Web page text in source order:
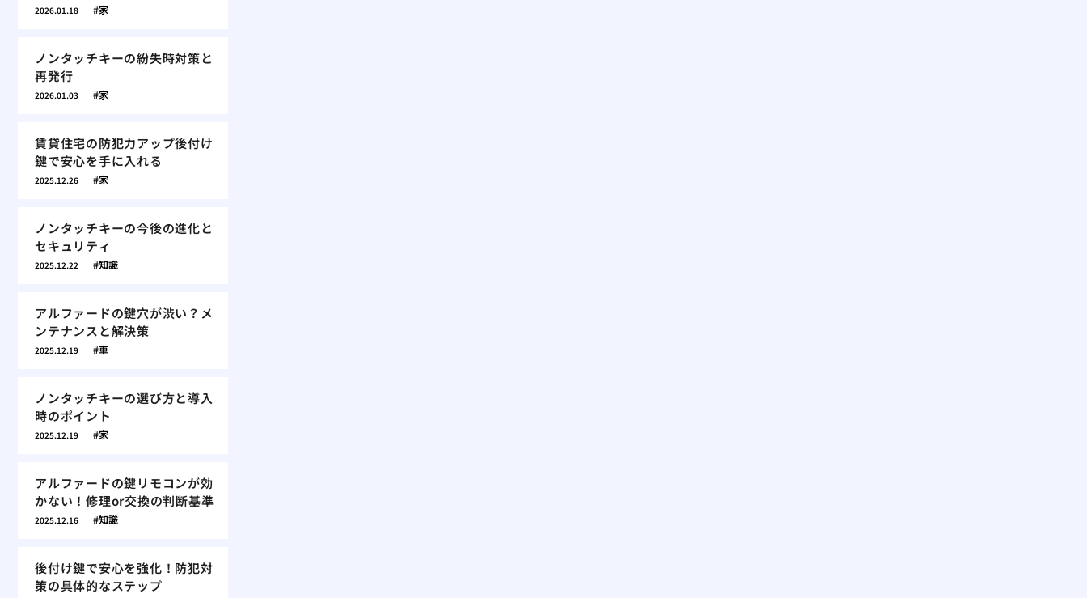
2026.01.18 家
ノンタッチキーの紛失時対策と
再発行
2026.01.03 家
賃貸住宅の防犯力アップ後付け
鍵で安心を手に入れる
2025.12.26 家
ノンタッチキーの今後の進化と
セキュリティ
2025.12.22 知識
アルファードの鍵穴が渋い？メ
ンテナンスと解決策
2025.12.19 車
ノンタッチキーの選び方と導入
時のポイント
2025.12.19 家
アルファードの鍵リモコンが効
かない！修理or交換の判断基準
2025.12.16 知識
後付け鍵で安心を強化！防犯対
策の具体的なステップ